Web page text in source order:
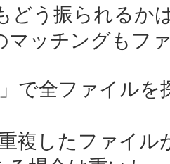
どう振られるか
マッチングもフ
で全ファイルを
重複したファイ